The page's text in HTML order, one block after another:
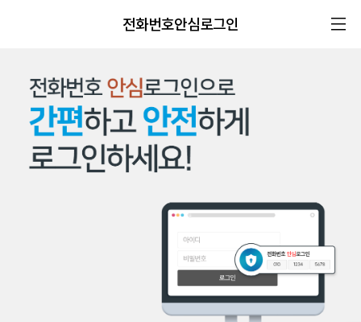
전화번호안심로그인